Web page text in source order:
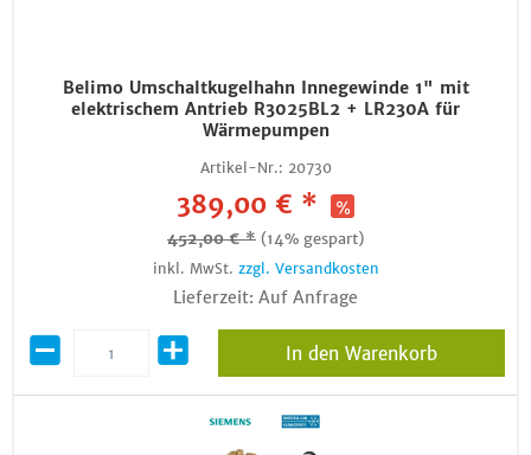
Belimo Umschaltkugelhahn Innegewinde 1" mit
elektrischem Antrieb R3025BL2 + LR230A für
Wärmepumpen
Artikel-Nr.: 20730
389,00 € *
452,00 € * (14% gespart)
inkl. MwSt. zzgl. Versandkosten
Lieferzeit: Auf Anfrage
In den Warenkorb